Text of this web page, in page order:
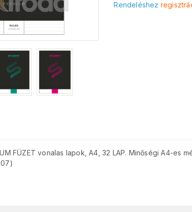
Rendeléshez
FÜZET vonalas lapok, A4, 32 LAP. Minőségi A4-es